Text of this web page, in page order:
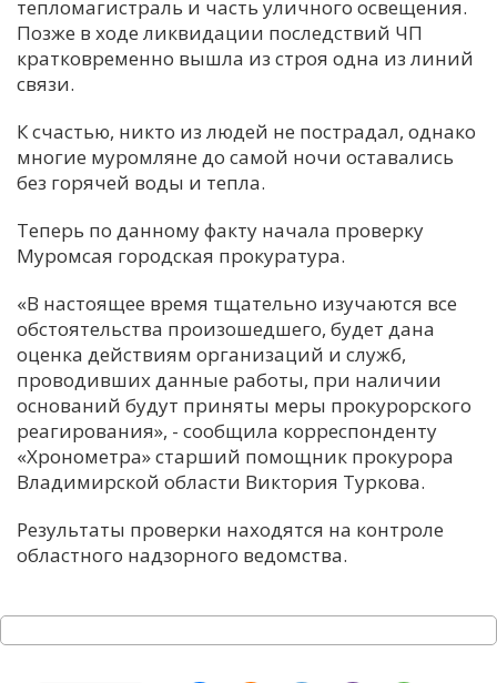
К
Т
Ч
Я
тепломагистраль и часть уличного освещения.
Позже в ходе ликвидации последствий ЧП
кратковременно вышла из строя одна из линий
связи.
К счастью, никто из людей не пострадал, однако
многие муромляне до самой ночи оставались
без горячей воды и тепла.
Теперь по данному факту начала проверку
Муромсая городская прокуратура.
«В настоящее время тщательно изучаются все
обстоятельства произошедшего, будет дана
оценка действиям организаций и служб,
проводивших данные работы, при наличии
оснований будут приняты меры прокурорского
реагирования», - сообщила корреспонденту
«Хронометра» старший помощник прокурора
Владимирской области Виктория Туркова.
Результаты проверки находятся на контроле
областного надзорного ведомства.